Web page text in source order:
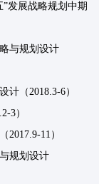
发展战略规划中期
与规划设计
计（2018.3-6）
3）
11）
规划设计